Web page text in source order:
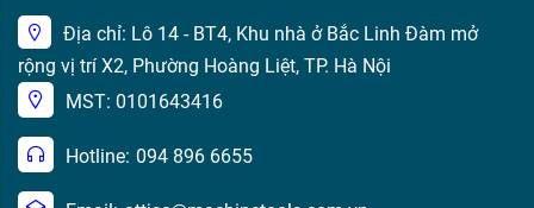
Địa chỉ: Lô 14 - BT4, Khu nhà ở Bắc Linh Đàm mở
rộng vị trí X2, Phường Hoàng Liệt, TP. Hà Nội
MST: 0101643416
Hotline: 094 896 6655